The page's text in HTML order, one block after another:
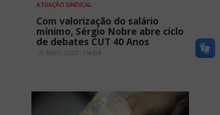
ATUAÇÃO SINDICAL
Com valorização do salário
mínimo, Sérgio Nobre abre ciclo
de debates CUT 40 Anos
31 MAIO, 2023 - 19H58